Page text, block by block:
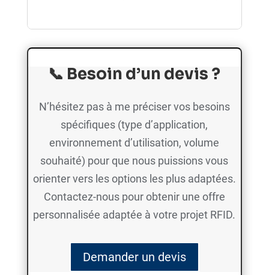
📞 Besoin d’un devis ?
N’hésitez pas à me préciser vos besoins
spécifiques (type d’application,
environnement d’utilisation, volume
souhaité) pour que nous puissions vous
orienter vers les options les plus adaptées.
Contactez-nous pour obtenir une offre
personnalisée adaptée à votre projet RFID.
Demander un devis